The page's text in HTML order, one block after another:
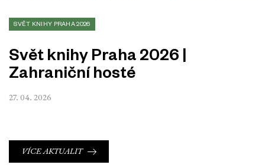
SVĚT KNIHY PRAHA 2026
Svět knihy Praha 2026 |
Zahraniční hosté
27. 04. 2026
VÍCE AKTUALIT